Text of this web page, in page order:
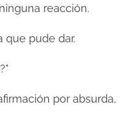
reacción.
que pude dar.
por absurda,